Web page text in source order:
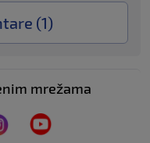
(1)
mrežama